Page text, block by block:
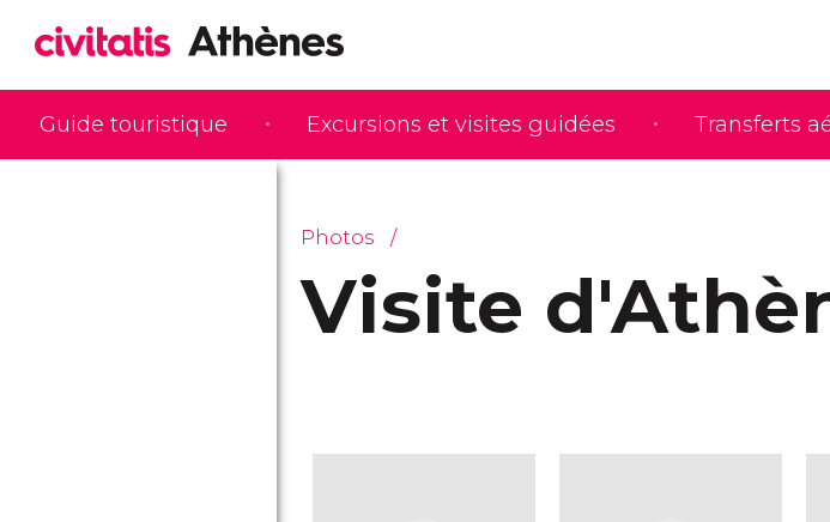
Guide touristique Excursions et visites guidées Transferts
Photos
Visite